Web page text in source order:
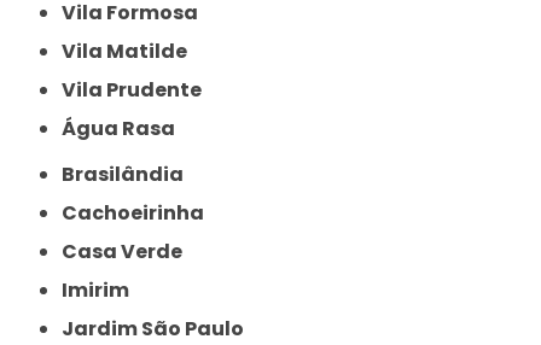
Vila Formosa
Vila Matilde
Vila Prudente
Água Rasa
Brasilândia
Cachoeirinha
Casa Verde
Imirim
Jardim São Paulo